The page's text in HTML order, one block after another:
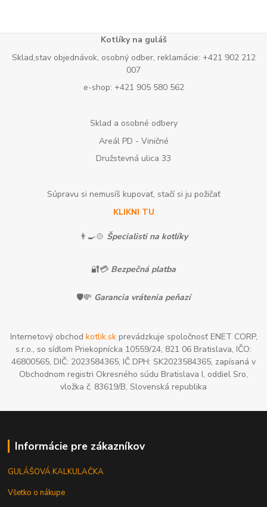
Kotlíky na guláš
Sklad,stav objednávok, osobný odber, reklamácie: +421 902 212
007
e-shop: +421 905 580 562
Sklad a osobné odbery
Areál PD - Viničné
Družstevná ulica 33
Súpravu si nemusíš kupovať, stačí si ju požičať
KLIKNI TU
👨‍🍳🍲 Špecialisti na kotlíky
🔐💳 Bezpečná platba
🛡️💸 Garancia vrátenia peňazí
Internetový obchod kotlik.skprevádzkuje spoločnosť ENET CORP,
s.r.o., so sídlom Priekopnícka 10559/24, 821 06 Bratislava, IČO:
46800565, DIČ: 2023584365, IČ DPH: SK2023584365, zapísaná v
Obchodnom registri Okresného súdu Bratislava I, oddiel Sro,
vložka č. 83619/B, Slovenská republika
Informácie pre zákazníkov
GULÁŠOVÁ KALKULAČKA
Všetko o nákupe